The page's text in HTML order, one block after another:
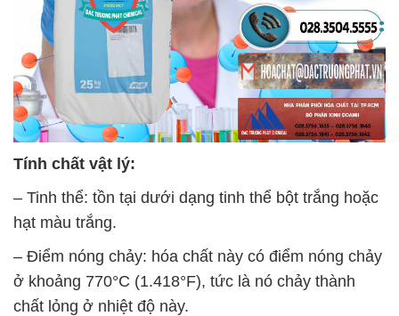
Tính chất vật lý:
– Tinh thể: tồn tại dưới dạng tinh thể bột trắng hoặc
hạt màu trắng.
– Điểm nóng chảy: hóa chất này có điểm nóng chảy
ở khoảng 770°C (1.418°F), tức là nó chảy thành
chất lỏng ở nhiệt độ này.